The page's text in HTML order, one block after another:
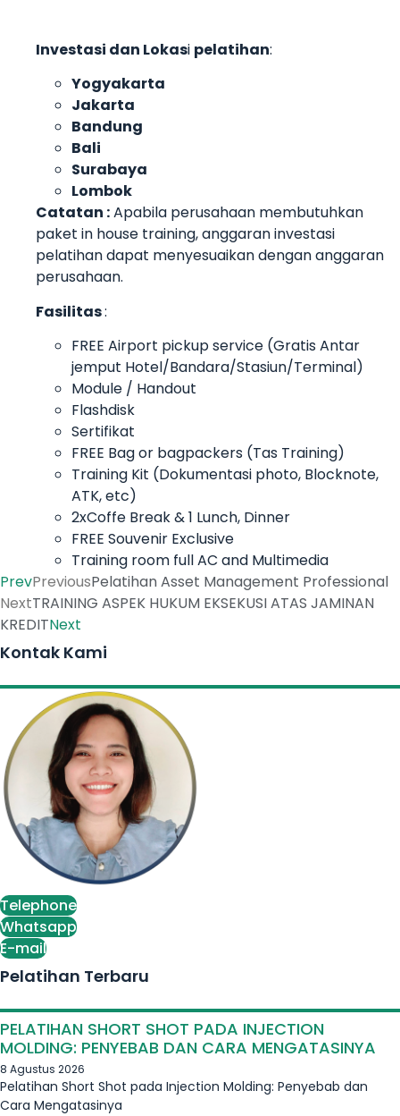
Investasi dan Lokasi pelatihan:
Yogyakarta
Jakarta
Bandung
Bali
Surabaya
Lombok
Catatan :Apabila perusahaan membutuhkan
paket in house training, anggaran investasi
pelatihan dapat menyesuaikan dengan anggaran
perusahaan.
Fasilitas:
FREE Airport pickup service (Gratis Antar
jemput Hotel/Bandara/Stasiun/Terminal)
Module / Handout
Flashdisk
Sertifikat
FREE Bag or bagpackers (Tas Training)
Training Kit (Dokumentasi photo, Blocknote,
ATK, etc)
2xCoffe Break & 1 Lunch, Dinner
FREE Souvenir Exclusive
Training room full AC and Multimedia
PrevPreviousPelatihan Asset Management Professional
NextTRAINING ASPEK HUKUM EKSEKUSI ATAS JAMINAN
KREDITNext
Kontak Kami
Telephone
Whatsapp
E-mail
Pelatihan Terbaru
PELATIHAN SHORT SHOT PADA INJECTION
MOLDING: PENYEBAB DAN CARA MENGATASINYA
8 Agustus 2026
Pelatihan Short Shot pada Injection Molding: Penyebab dan
Cara Mengatasinya